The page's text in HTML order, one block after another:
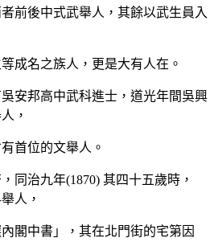
前後中式武舉人，其餘以武生員入
成名之族人，更是大有人在。
安邦高中武科進士，道光年間吳興
，
首位的文舉人。
同治九年(1870) 其四十五歲時，
人，
閣中書」，其在北門街的宅第因